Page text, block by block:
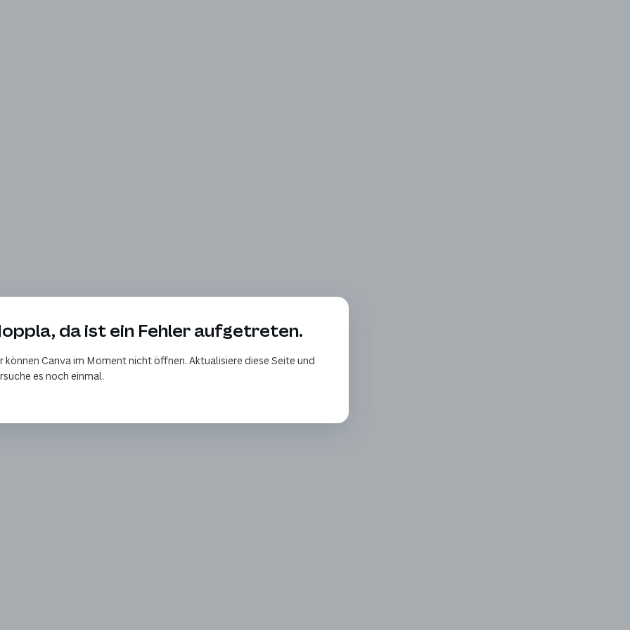
da ist ein Fehler aufgetreten.
können Canva im Moment nicht öffnen. Aktualisiere diese Seite und
es noch einmal.